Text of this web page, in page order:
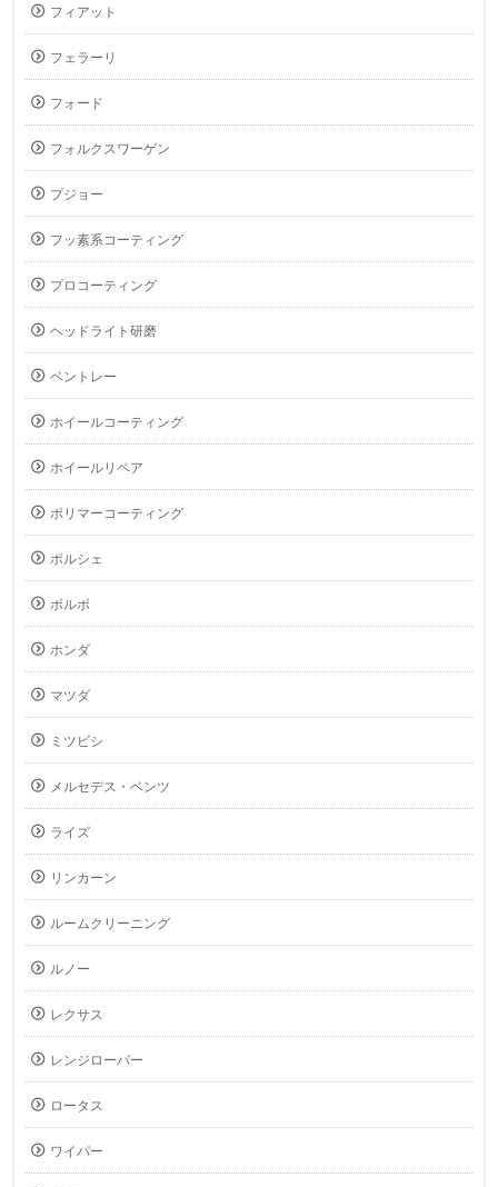
フィアット
フェラーリ
フォード
フォルクスワーゲン
プジョー
フッ素系コーティング
プロコーティング
ヘッドライト研磨
ベントレー
ホイールコーティング
ホイールリペア
ポリマーコーティング
ポルシェ
ボルボ
ホンダ
マツダ
ミツビシ
メルセデス・ベンツ
ライズ
リンカーン
ルームクリーニング
ルノー
レクサス
レンジローバー
ロータス
ワイパー